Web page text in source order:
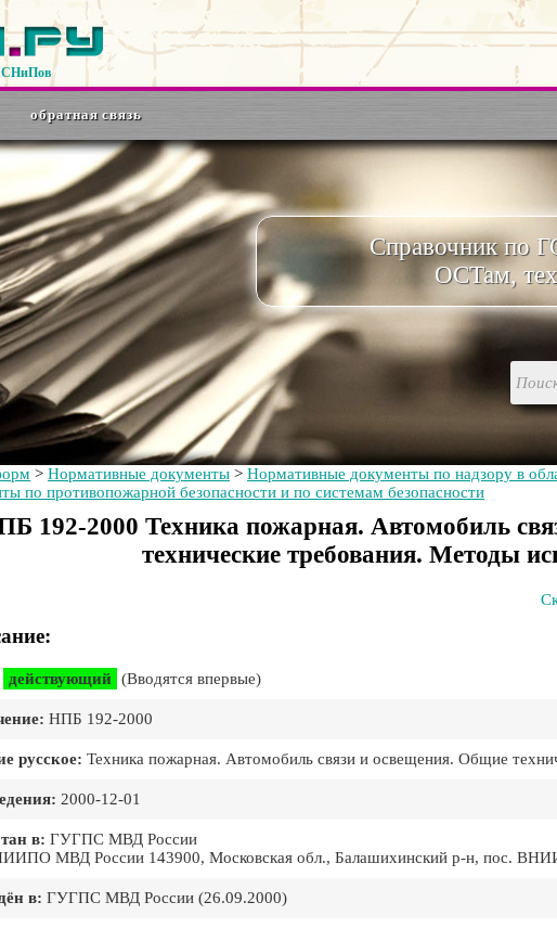
СНиПов
обратная связь
Справочник по
ОСТам,
> Нормативные документы > Нормативные документы по надзору в
по противопожарной безопасности и по системам безопасности
192-2000 Техника пожарная. Автомобиль
технические требования. Методы
действующий (Вводятся впервые)
НПБ 192-2000
русское: Техника пожарная. Автомобиль связи и освещения. Общие
2000-12-01
в: ГУГПС МВД России
МВД России 143900, Московская обл., Балашихинский р-н, пос.
в: ГУГПС МВД России (26.09.2000)